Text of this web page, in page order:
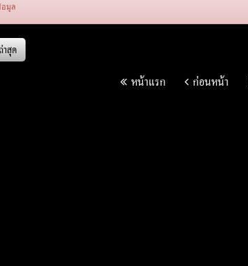
มูล
สุด
หน้าแรก ก่อนหน้า